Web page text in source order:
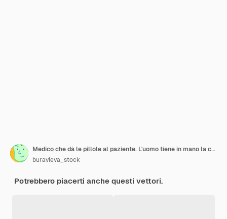
Medico che dà le pillole al paziente. L'uomo tiene in mano la capsula
buravleva_stock
Potrebbero piacerti anche questi vettori.